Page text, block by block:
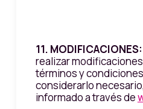
11. MODIFICACIONES:
realizar
términos y
considerarlo
informado a través de